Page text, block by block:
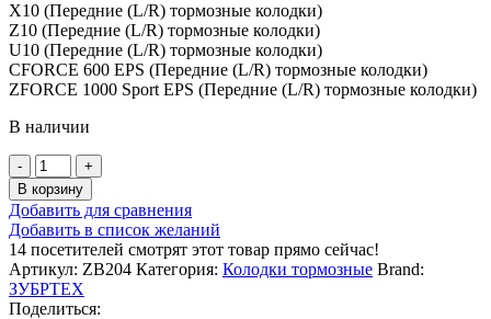
X10 (Передние (L/R) тормозные колодки)
Z10 (Передние (L/R) тормозные колодки)
U10 (Передние (L/R) тормозные колодки)
CFORCE 600 EPS (Передние (L/R) тормозные колодки)
ZFORCE 1000 Sport EPS (Передние (L/R) тормозные колодки)
В наличии
Количество
товара
Тормозные
колодки
медные
ZB
204
В корзину
Добавить для сравнения
Добавить в список желаний
14 посетителей смотрят этот товар прямо сейчас!
Артикул: ZB204 Категория: Колодки тормозные Brand:
ЗУБРТЕХ
Поделиться: